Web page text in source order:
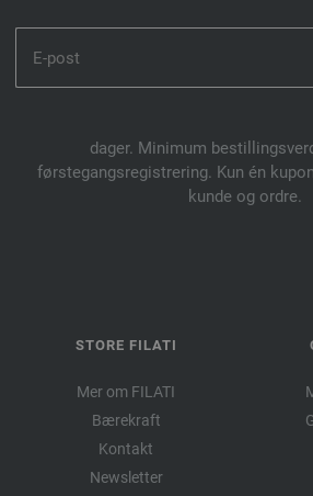
dager. Minimum
førstegangsregistrering. Kun én
kunde og ordre.
STORE FILATI
Mer om FILATI
Bærekraft
Kontakt
Newsletter